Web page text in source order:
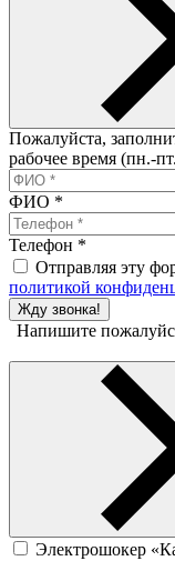
Пожалуйста,
рабочее время (пн.-
ФИО *
Телефон *
Отправляя эту
политикой
Жду звонка!
Напишите
Электрошокер